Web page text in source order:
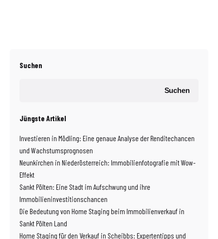
Suchen
Suchen
Jüngste Artikel
Investieren in Mödling: Eine genaue Analyse der Renditechancen
und Wachstumsprognosen
Neunkirchen in Niederösterreich: Immobilienfotografie mit Wow-
Effekt
Sankt Pölten: Eine Stadt im Aufschwung und ihre
Immobilieninvestitionschancen
Die Bedeutung von Home Staging beim Immobilienverkauf in
Sankt Pölten Land
Home Staging für den Verkauf in Scheibbs: Expertentipps und